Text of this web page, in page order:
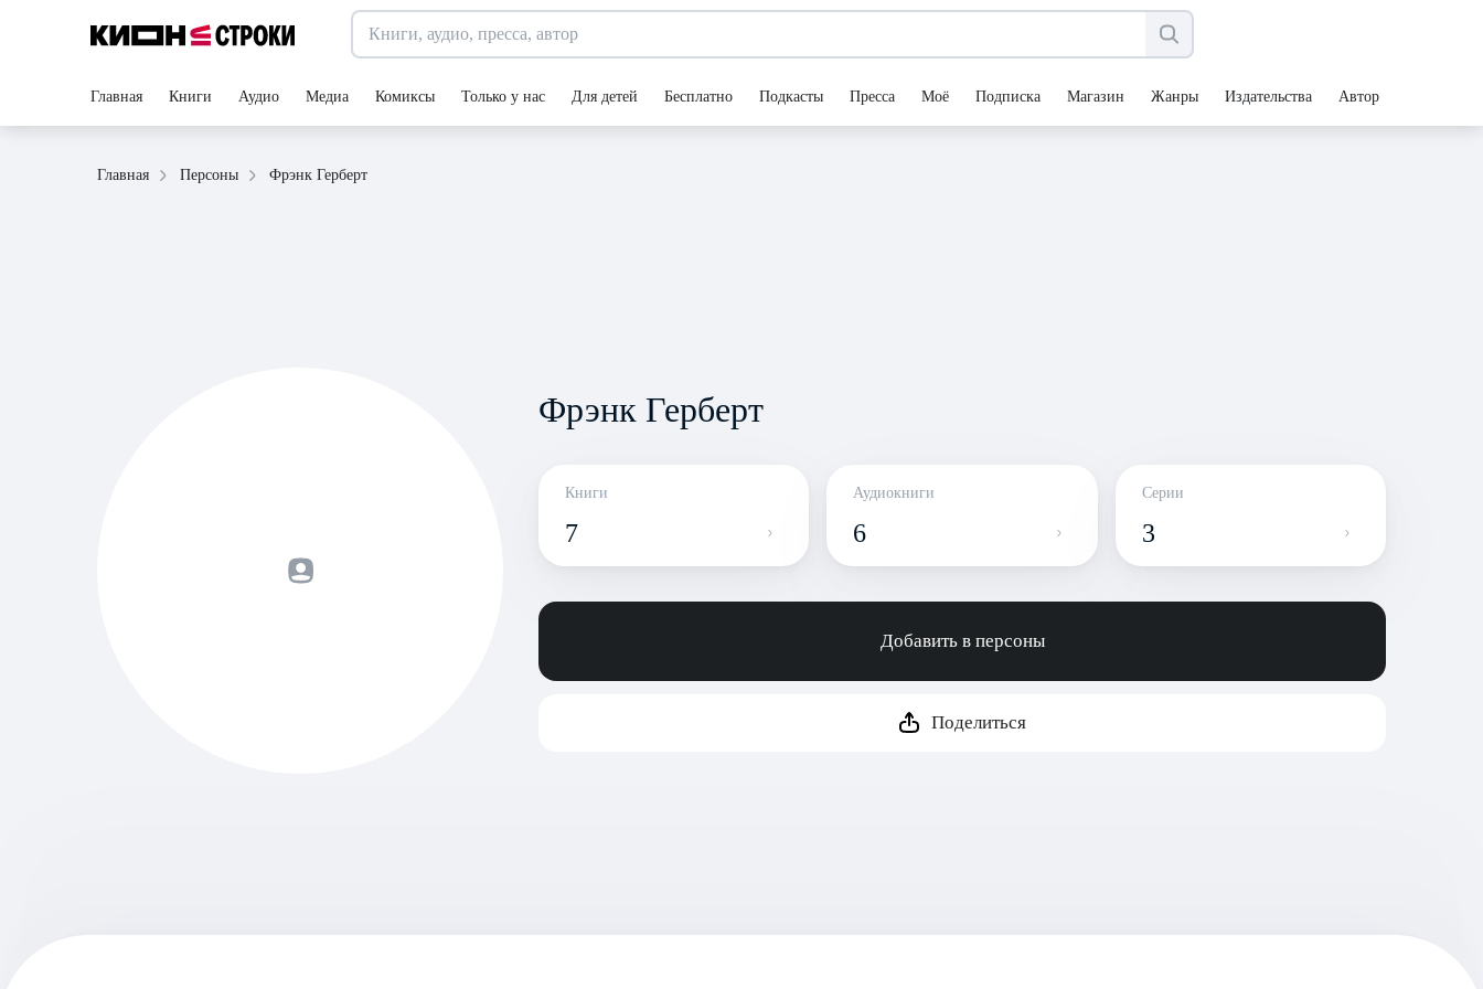
Главная Книги Аудио Медиа Комиксы Только у нас Для детей Бесплатно Подкасты Пресса Моё Подписка Магазин Жанры Издательства Авторы
Главная Персоны Фрэнк Герберт
Фрэнк Герберт
Книги
7
Аудиокниги
6
Серии
3
Добавить в персоны
Поделиться